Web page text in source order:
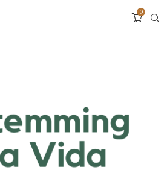
0